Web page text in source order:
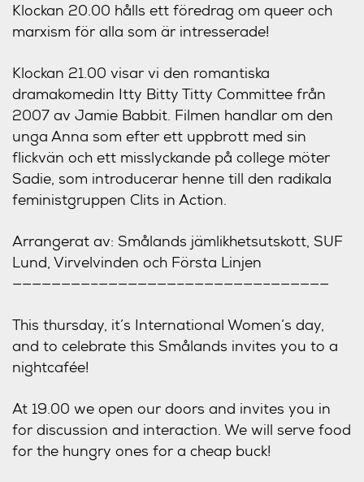
Klockan 20.00 hålls ett föredrag om queer och
marxism för alla som är intresserade!
Klockan 21.00 visar vi den romantiska
dramakomedin Itty Bitty Titty Committee från
2007 av Jamie Babbit. Filmen handlar om den
unga Anna som efter ett uppbrott med sin
flickvän och ett misslyckande på college möter
Sadie, som introducerar henne till den radikala
feministgruppen Clits in Action.
Arrangerat av: Smålands jämlikhetsutskott, SUF
Lund, Virvelvinden och Första Linjen
————————–————————–————————–——————
This thursday, it’s International Women’s day,
and to celebrate this Smålands invites you to a
nightcafée!
At 19.00 we open our doors and invites you in
for discussion and interaction. We will serve food
for the hungry ones for a cheap buck!